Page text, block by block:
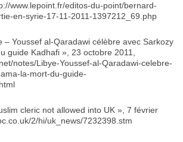
www.lepoint.fr/editos-du-point/bernard-
en-syrie-17-11-2011-1397212_69.php
– Youssef al-Qaradawi célèbre avec Sarkozy
guide Kadhafi », 23 octobre 2011,
notes/Libye-Youssef-al-Qaradawi-celebre-
la-mort-du-guide-
cleric not allowed into UK », 7 février
2/hi/uk_news/7232398.stm